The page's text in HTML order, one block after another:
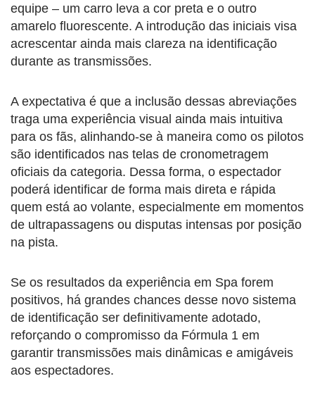
equipe – um carro leva a cor preta e o outro
amarelo fluorescente. A introdução das iniciais visa
acrescentar ainda mais clareza na identificação
durante as transmissões.
A expectativa é que a inclusão dessas abreviações
traga uma experiência visual ainda mais intuitiva
para os fãs, alinhando-se à maneira como os pilotos
são identificados nas telas de cronometragem
oficiais da categoria. Dessa forma, o espectador
poderá identificar de forma mais direta e rápida
quem está ao volante, especialmente em momentos
de ultrapassagens ou disputas intensas por posição
na pista.
Se os resultados da experiência em Spa forem
positivos, há grandes chances desse novo sistema
de identificação ser definitivamente adotado,
reforçando o compromisso da Fórmula 1 em
garantir transmissões mais dinâmicas e amigáveis
aos espectadores.